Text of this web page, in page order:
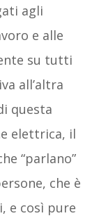
agli
e alle
su tutti
all’altra
questa
elettrica, il
“parlano”
che è
e così pure